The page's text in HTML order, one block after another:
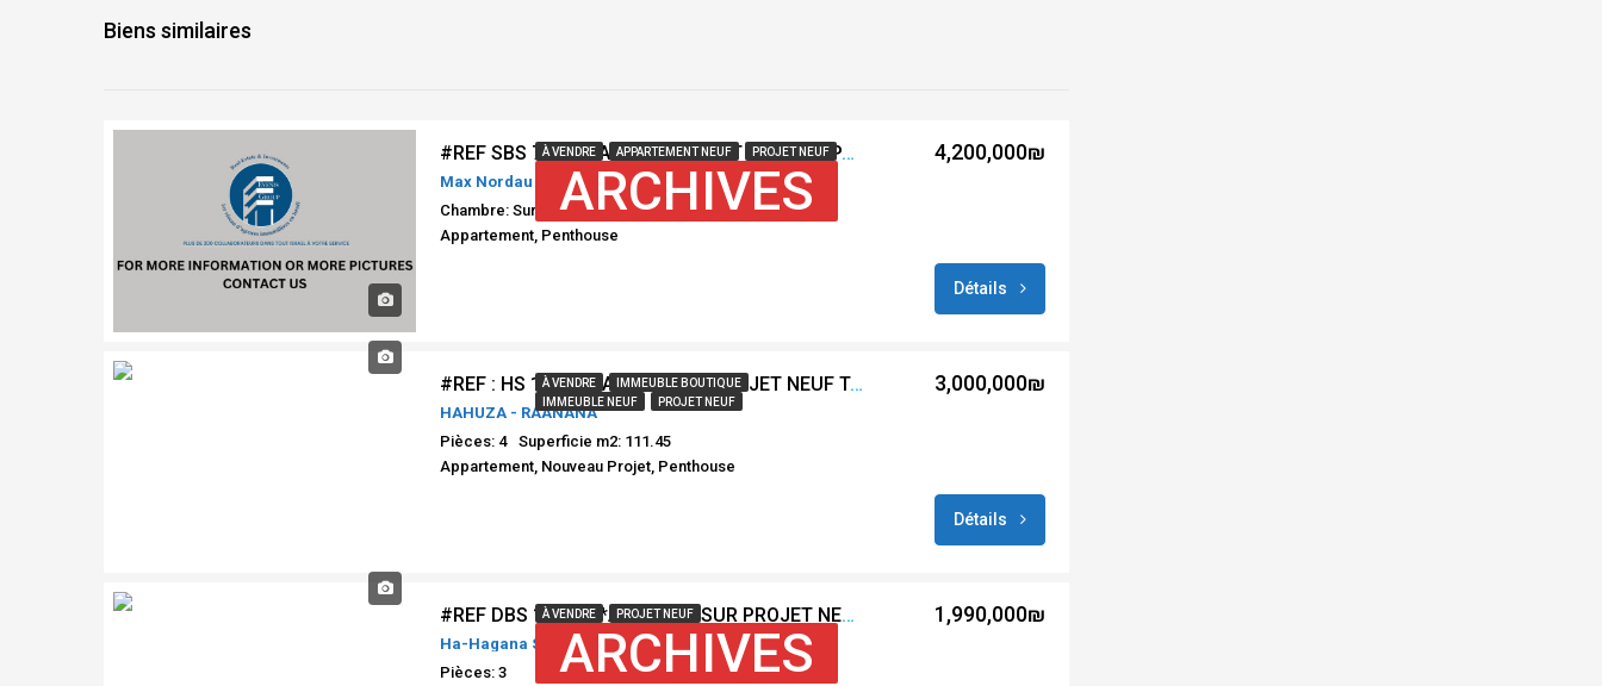
Biens similaires
À VENDRE APPARTEMENT NEUF PROJET NEUF
ARCHIVES
#REF SBS 752 *** A VENDRE A BAT YAM 2 APPARTEMENTS DE 4 PIÈCES + PENTHOUSE 5 PIÈCES
Max Nordau St, Bat Yam, Israël
Chambre: Sur demande
Appartement, Penthouse
4,200,000₪
Détails
À VENDRE
IMMEUBLE BOUTIQUE
IMMEUBLE NEUF
PROJET NEUF
#REF : HS 10847 * A VENDRE – PROJET NEUF TAMA 38 – HAHUZA – RAANANA *
HAHUZA - RAANANA
Pièces: 4
Superficie m2: 111.45
Appartement, Nouveau Projet, Penthouse
3,000,000₪
Détails
À VENDRE PROJET NEUF
ARCHIVES
#REF DBS 10858 **A VENDRE SUR PROJET NEUF HAHAGANA- BAT YAM**
Ha-Hagana St, Bat Yam, Israel
Pièces: 3
1,990,000₪